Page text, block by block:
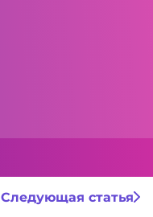
Следующая статья